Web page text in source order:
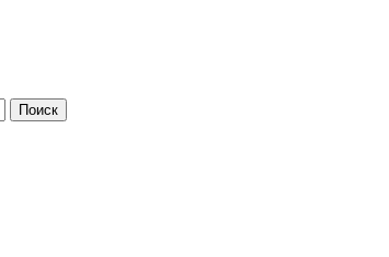
Поиск